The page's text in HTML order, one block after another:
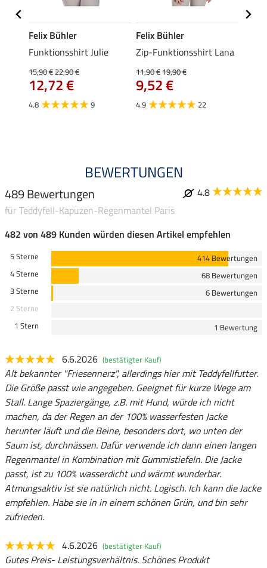
Felix Bühler
Funktionsshirt Julie
15,90 €22,90 €
12,72 €
4.8 9
Felix Bühler
Zip-Funktionsshirt Lana
11,90 €19,90 €
9,52 €
4.9 22
BEWERTUNGEN
489 Bewertungen
4.8
für Teddyfell-Kapuzen-Regenmantel Paris
482 von 489 Kunden würden diesen Artikel empfehlen
5 Sterne
414 Bewertungen
4 Sterne
68 Bewertungen
3 Sterne
6 Bewertungen
2 Sterne
1 Stern
1 Bewertung
6.6.2026 (bestätigter Kauf)
Alt bekannter "Friesennerz", allerdings hier mit Teddyfellfutter.
Die Größe passt wie angegeben. Geeignet für kurze Wege am
Stall. Lange Spaziergänge, z.B. mit Hund, würde ich nicht
machen, da der Regen an der 100% wasserfesten Jacke
herunter läuft und die Beine, besonders dort, wo unten der
Saum ist, durchnässen. Dafür verwende ich dann einen langen
Regenmantel in Kombination mit Gummistiefeln. Die Jacke
passt, ist zu 100% wasserdicht und wärmt wunderbar.
Atmungsaktiv ist sie natürlich nicht. Logisch. Ich kann die Jacke
empfehlen. Habe sie in in einem schönen Grün, und bin sehr
zufrieden.
4.6.2026 (bestätigter Kauf)
Gutes Preis- Leistungsverhältnis. Schönes Produkt